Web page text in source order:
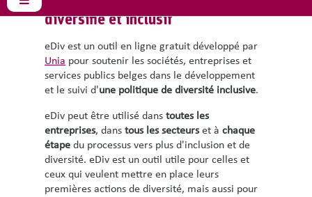
Panneau latéral
diversifié et inclusif
eDiv est un outil en ligne gratuit développé par
Unia pour soutenir les sociétés, entreprises et
services publics belges dans le développement
et le suivi d'une politique de diversité inclusive.
eDiv peut être utilisé dans toutes les
entreprises, dans tous les secteurset à chaque
étape du processus vers plus d'inclusion et de
diversité. eDiv est un outil utile pour celles et
ceux qui veulent mettre en place leurs
premières actions de diversité, mais aussi pour